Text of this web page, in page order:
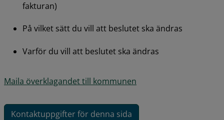
fakturan)
På vilket sätt du vill att beslutet ska ändras
Varför du vill att beslutet ska ändras
Maila överklagandet till kommunen
Kontaktuppgifter för denna sida